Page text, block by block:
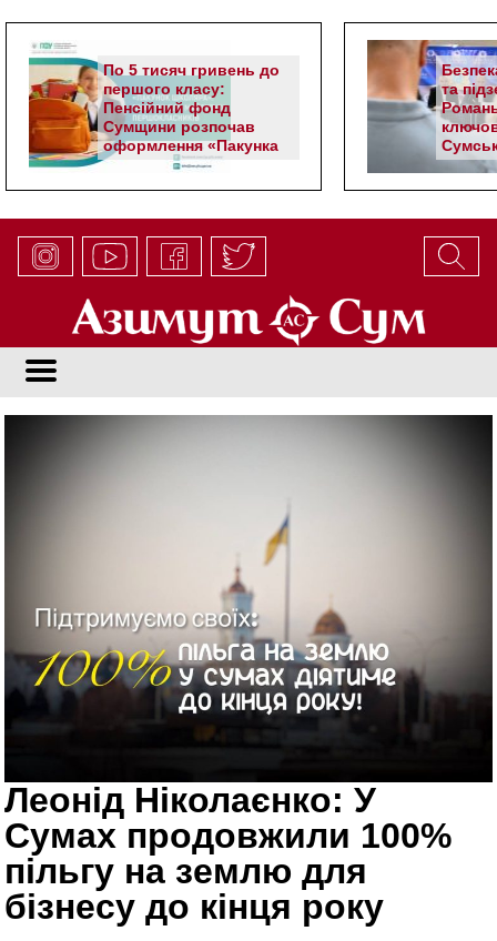
По 5 тисяч гривень до
першого класу:
Пенсійний фонд
Сумщини розпочав
оформлення «Пакунка
школяра»
та
Леонід Ніколаєнко: У
Сумах продовжили 100%
пільгу на землю для
бізнесу до кінця року